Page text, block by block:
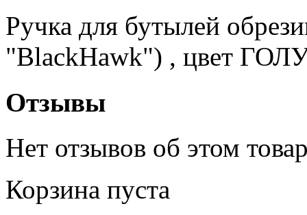
Ручка для бутылей
"BlackHawk") , цвет
Отзывы
Нет отзывов об этом
Корзина пуста